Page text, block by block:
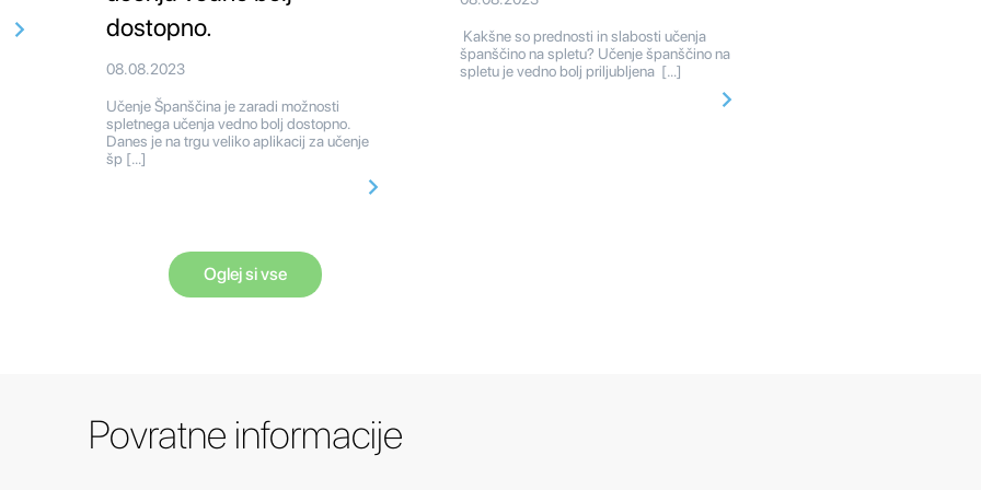
dostopno.
08.08.2023
Učenje Španščina je zaradi možnosti
spletnega učenja vedno bolj dostopno.
Danes je na trgu veliko aplikacij za učenje
šp […]
Kakšne so prednosti in slabosti učenja
španščino na spletu? Učenje španščino na
spletu je vedno bolj priljubljena […]
Oglej si vse
Povratne informacije